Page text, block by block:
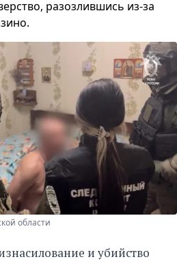
разозлившись из-за
области
и убийство